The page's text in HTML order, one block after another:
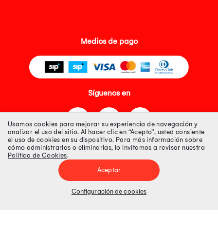
Medios de pago
Síguenos en
Tienda 100% Segura
Tiendas Peruanas S.A. R.U.C. Nº 20493020618. Todos los derechos
Precios disponibles solo en www.oechsle.pe. Precios online publicados
Usamos cookies para mejorar su experiencia de navegación y
analizar el uso del sitio. Al hacer clic en “Acepto”, usted consiente
el uso de cookies en su dispositivo. Para más información sobre
cómo administrarlas o eliminarlas, lo invitamos a revisar nuestra
Política de Cookies.
Aceptar
Configuración de cookies